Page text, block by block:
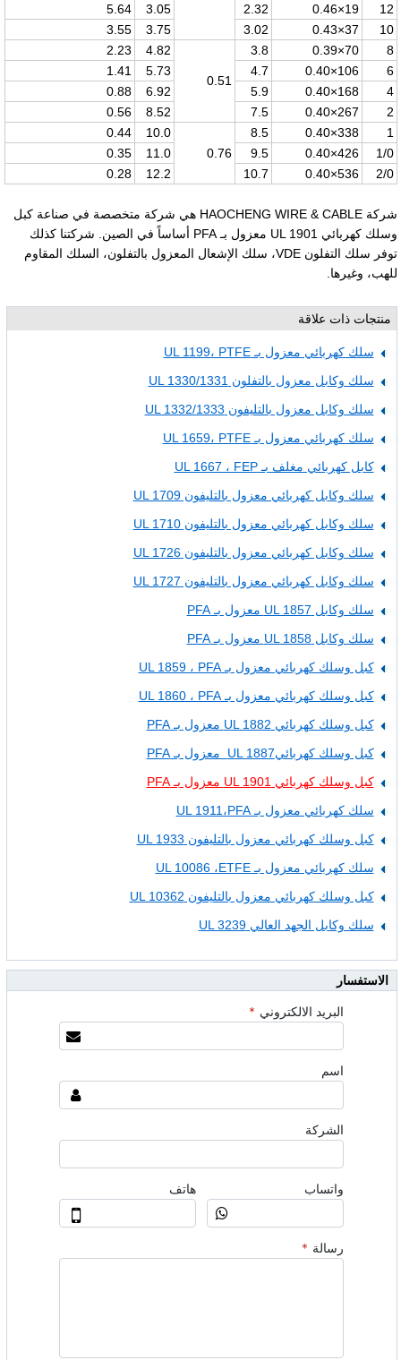
12
19×0.46
2.32
3.05
5.64
10
37×0.43
3.02
3.75
3.55
8
70×0.39
3.8
0.51
4.82
2.23
6
106×0.40
4.7
5.73
1.41
4
168×0.40
5.9
6.92
0.88
2
267×0.40
7.5
8.52
0.56
1
338×0.40
8.5
0.76
10.0
0.44
1/0
426×0.40
9.5
11.0
0.35
2/0
536×0.40
10.7
12.2
0.28
شركة HAOCHENG WIRE & CABLE هي شركة متخصصة في صناعة كبل
وسلك كهربائي UL 1901 معزول بـ PFA أساساً في الصين. شركتنا كذلك
توفر سلك التفلون VDE، سلك الإشعال المعزول بالتفلون، السلك المقاوم
للهب، وغيرها.
منتجات ذات علاقة
سلك كهربائي معزول بـ UL 1199، PTFE
سلك وكابل معزول بالتفلون UL 1330/1331
سلك وكابل معزول بالتليفون UL 1332/1333
سلك كهربائي معزول بـ UL 1659، PTFE
كابل كهربائي مغلف بـ UL 1667 ، FEP
سلك وكابل كهربائي معزول بالتليفون UL 1709
سلك وكابل كهربائي معزول بالتليفون UL 1710
سلك وكابل كهربائي معزول بالتليفون UL 1726
سلك وكابل كهربائي معزول بالتليفون UL 1727
سلك وكابل UL 1857 معزول بـ PFA
سلك وكابل UL 1858 معزول بـ PFA
كبل وسلك كهربائي معزول بـ UL 1859 ، PFA
كبل وسلك كهربائي معزول بـ UL 1860 ، PFA
كبل وسلك كهربائي UL 1882 معزول بـ PFA
كبل وسلك كهربائيUL 1887 معزول بـ PFA
كبل وسلك كهربائي UL 1901 معزول بـ PFA
سلك كهربائي معزول بـ UL 1911،PFA
كبل وسلك كهربائي معزول بالتليفون UL 1933
سلك كهربائي معزول بـ UL 10086 ،ETFE
كبل وسلك كهربائي معزول بالتليفون UL 10362
سلك وكابل الجهد العالي UL 3239
الاستفسار